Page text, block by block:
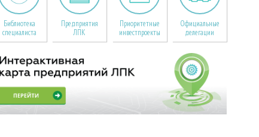
Библиотека
специалиста
Предприятия
ЛПК
Приоритетные
инвестпроекты
Официальные
делегации